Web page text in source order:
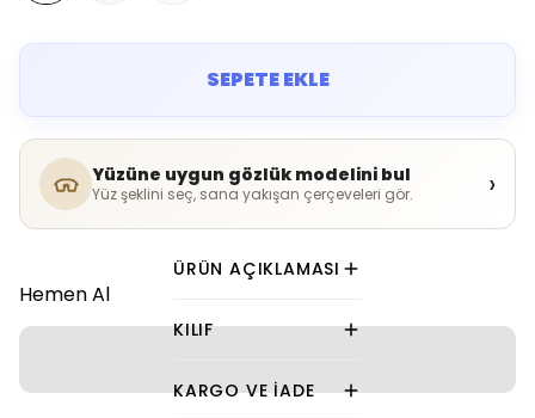
SEPETE EKLE
Yüzüne uygun gözlük modelini bul
Yüz şeklini seç, sana yakışan çerçeveleri gör. ›
Hemen Al
ÜRÜN AÇIKLAMASI
KILIF
KARGO VE İADE